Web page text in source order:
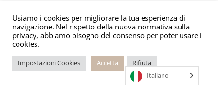
3:44 pm
Grazie mille cara Rossella, le tue parole
mi rallegrano come il colore giallo…
RISPONDI
Usiamo i cookies per migliorare la tua esperienza di
navigazione. Nel rispetto della nuova normativa sulla
privacy, abbiamo bisogno del consenso per poter usare i
cookies.
Impostazioni Cookies Accetta
Rifiuta
Italiano